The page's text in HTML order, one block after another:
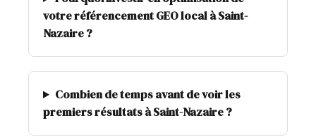
votre référencement GEO local à Saint-
Nazaire ?
Combien de temps avant de voir les
premiers résultats à Saint-Nazaire ?